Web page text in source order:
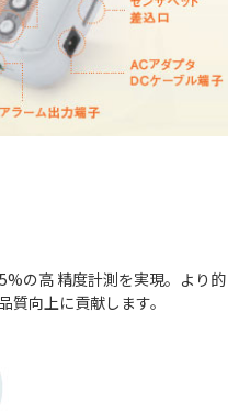
の高 精度計測を実現。より的
質向上に貢献します。